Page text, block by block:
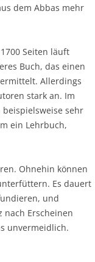
dem Abbas mehr
Seiten läuft
Buch, das einen
Allerdings
stark an. Im
sehr
ein Lehrbuch,
Ohnehin können
Es dauert
und
nach Erscheinen
unvermeidlich.